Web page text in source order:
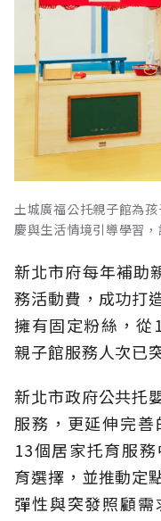
土城廣福公托親子館為
慶與生活情境引導學習
新北市府每年補助
務活動費，成功打
擁有固定粉絲，從
親子館服務人次已
新北市政府公共托
服務，更延伸完
13個居家托育服
育選擇，並推動定
彈性與突發照顧